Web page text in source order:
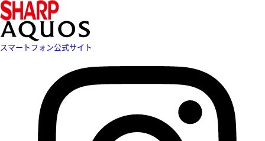
スマートフォン公式サイト